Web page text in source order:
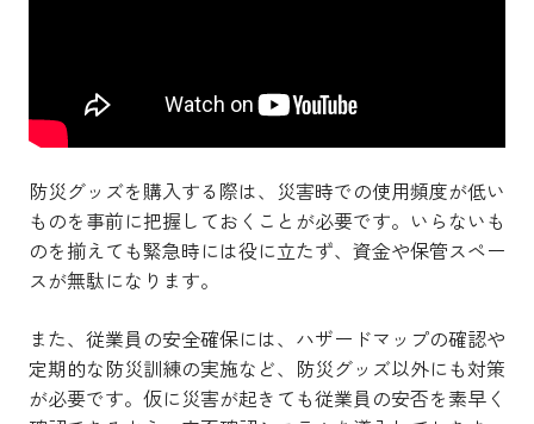
防災グッズを購入する際は、災害時での使用頻度が低い
ものを事前に把握しておくことが必要です。いらないも
のを揃えても緊急時には役に立たず、資金や保管スペー
スが無駄になります。
また、従業員の安全確保には、ハザードマップの確認や
定期的な防災訓練の実施など、防災グッズ以外にも対策
が必要です。仮に災害が起きても従業員の安否を素早く